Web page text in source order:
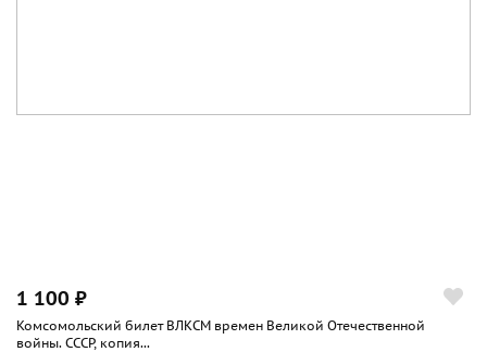
1 100 ₽
Комсомольский билет ВЛКСМ времен Великой Отечественной
войны. СССР, копия...